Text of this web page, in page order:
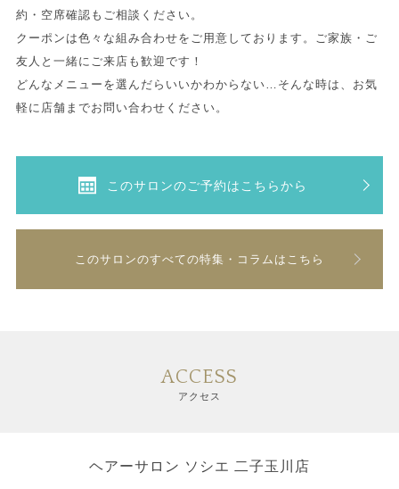
約・空席確認もご相談ください。
クーポンは色々な組み合わせをご用意しております。ご家族・ご
友人と一緒にご来店も歓迎です！
どんなメニューを選んだらいいかわからない…そんな時は、お気
軽に店舗までお問い合わせください。
このサロンのご予約はこちらから
このサロンのすべての特集・コラムはこちら
ACCESS
アクセス
ヘアーサロン ソシエ 二子玉川店